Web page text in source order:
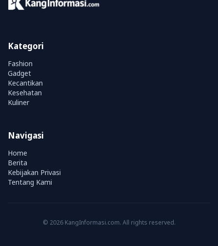
Kategori
Fashion
Gadget
Kecantikan
Kesehatan
Kuliner
Navigasi
Home
Berita
Kebijakan Privasi
Tentang Kami
© 2026 KangInformasi.com. All rights reserved.